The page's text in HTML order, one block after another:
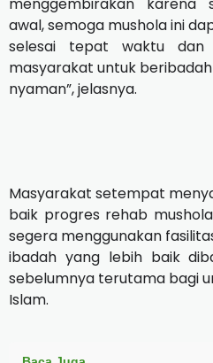
awal, semoga mushola ini
selesai tepat waktu dan
masyarakat untuk
nyaman”, jelasnya.
Masyarakat setempat
baik progres rehab
segera menggunakan
ibadah yang lebih baik
sebelumnya terutama bagi
Islam.